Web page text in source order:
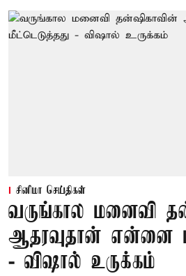
சினிமா செய்திகள்
வருங்கால மனைவி
ஆதரவுதான் என்னை
- விஷால் உருக்கம்